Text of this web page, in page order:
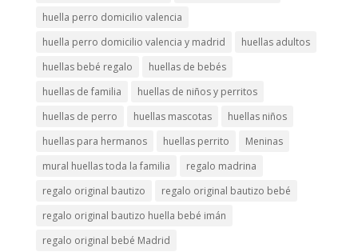
huella perro domicilio valencia
huella perro domicilio valencia y madrid
huellas adultos
huellas bebé regalo
huellas de bebés
huellas de familia
huellas de niños y perritos
huellas de perro
huellas mascotas
huellas niños
huellas para hermanos
huellas perrito
Meninas
mural huellas toda la familia
regalo madrina
regalo original bautizo
regalo original bautizo bebé
regalo original bautizo huella bebé imán
regalo original bebé Madrid